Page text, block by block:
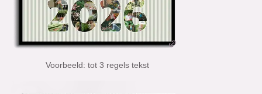
Voorbeeld: tot 3 regels tekst